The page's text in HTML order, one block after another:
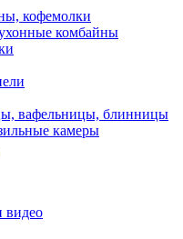
кофемолки
комбайны
вафельницы, блинницы
камеры
видео